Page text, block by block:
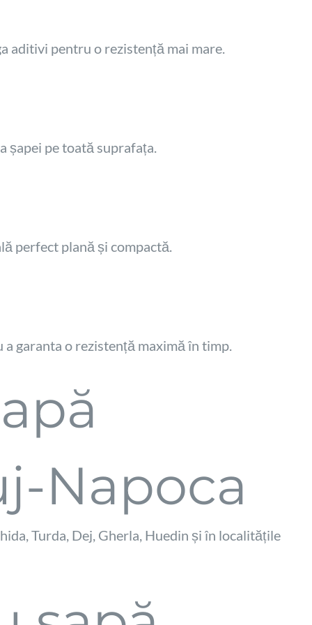
aditivi pentru o rezistență mai mare.
șapei pe toată suprafața.
perfect plană și compactă.
garanta o rezistență maximă în timp.
Napoca
Turda, Dej, Gherla, Huedin și în localitățile